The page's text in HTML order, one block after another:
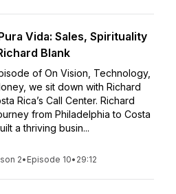
Vida: Sales, Spirituality
Blank
of On Vision, Technology,
we sit down with Richard
Rica’s Call Center. Richard
from Philadelphia to Costa
a thriving busin...
2• Episode 10• 29:12